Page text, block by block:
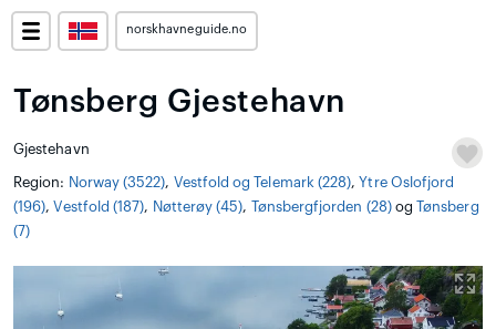
norskhavneguide.no
Tønsberg Gjestehavn
Gjestehavn
Region: Norway (3522), Vestfold og Telemark (228),Ytre Oslofjord
(196),Vestfold (187), Nøtterøy (45), Tønsbergfjorden (28)ogTønsberg
(7)